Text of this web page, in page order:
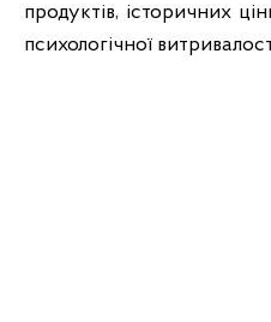
продуктів, історичних
психологічної